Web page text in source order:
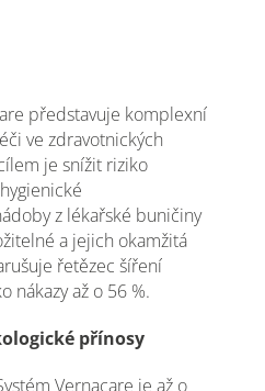
představuje komplexní
ve zdravotnických
je snížit riziko
z lékařské buničiny
a jejich okamžitá
řetězec šíření
nákazy až o 56 %.
přínosy
Vernacare je až o